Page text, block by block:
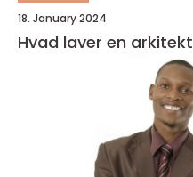
18. January 2024
Hvad laver en arkitekt